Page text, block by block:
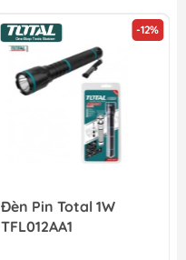
-12%
Đèn Pin Total 1W
TFL012AA1